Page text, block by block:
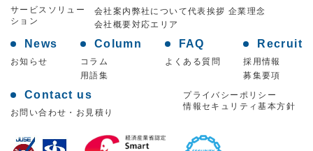
サービスソリュー
ション
会社案内 弊社について代表挨拶 企業理念
会社概要対応エリア
News
お知らせ
Column
コラム
用語集
FAQ
よくある質問
Recruit
採用情報
募集要項
Contact us
お問い合わせ・お見積り
プライバシーポリシー
情報セキュリティ基本方針